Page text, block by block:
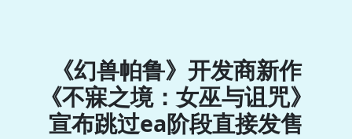
《幻兽帕鲁》开发商新作
《不寐之境：女巫与诅咒》
宣布跳过ea阶段直接发售